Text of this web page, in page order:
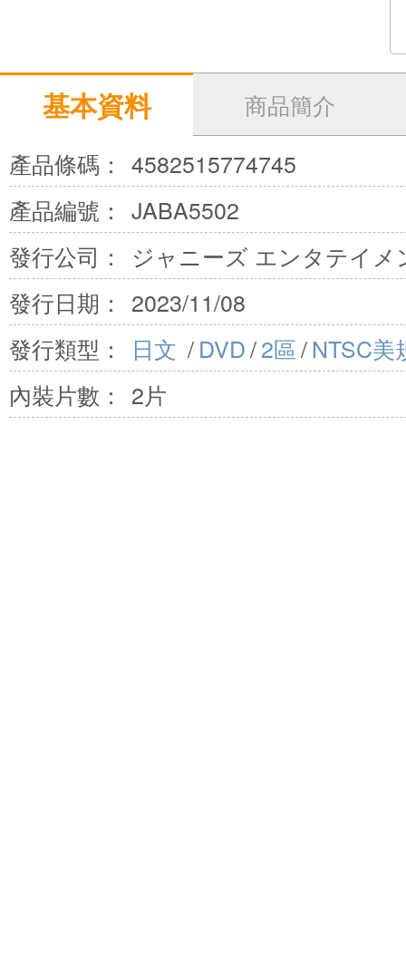
基本資料
商品簡介
產品條碼： 4582515774745
產品編號： JABA5502
發行公司：
ジャニーズ エンタテイメ
發行日期：
2023/11/08
發行類型：
日文 /DVD/2區/NTSC美
內裝片數：
2片